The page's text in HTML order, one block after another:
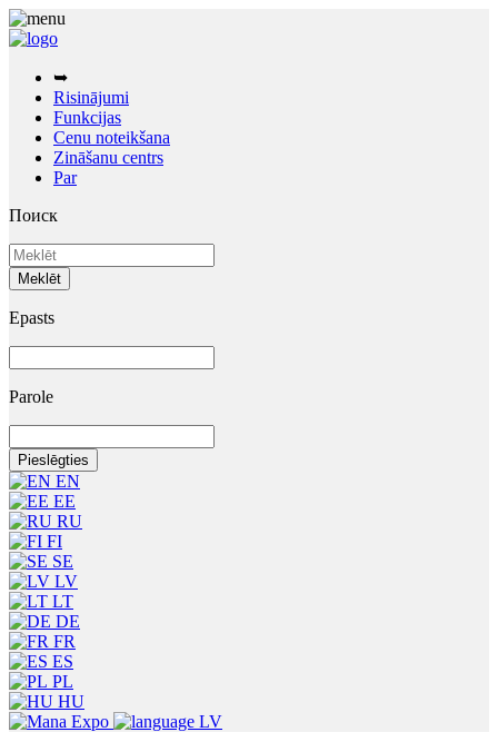
➥
Risinājumi
Funkcijas
Cenu noteikšana
Zināšanu centrs
Par
Поиск
Epasts
Parole
EN
EE
RU
FI
SE
LV
LT
DE
FR
ES
PL
HU
LV